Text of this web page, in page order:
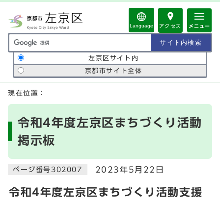
Language アクセス メニュー
サイト内検索の範囲
左京区サイト内
京都市サイト全体
ここから本文です
現在位置：
令和4年度左京区まちづくり活動
掲示板
ページ番号302007 2023年5月22日
令和4年度左京区まちづくり活動支援